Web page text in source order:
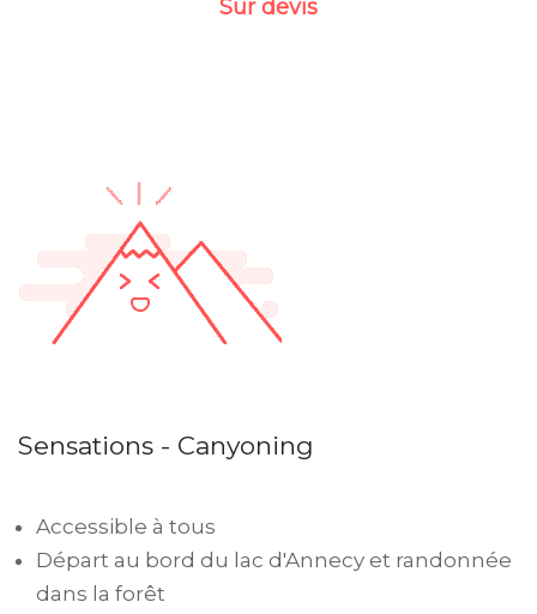
Sur devis
Sensations - Canyoning
Accessible à tous
Départ au bord du lac d'Annecy et randonnée
dans la forêt